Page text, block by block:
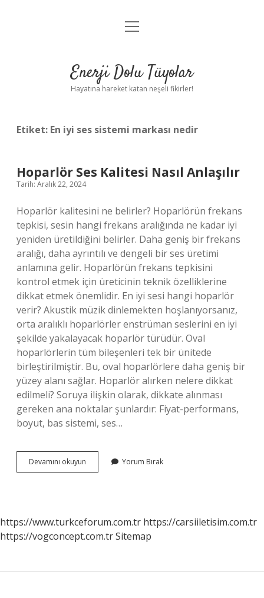
Anasayfa
Yasal Uyarı
menüyü
Enerji Dolu Tüyolar
Hayatına hareket katan neşeli fikirler!
Etiket: En iyi ses sistemi markası nedir
Hoparlör Ses Kalitesi Nasıl Anlaşılır
Tarih: Aralık 22, 2024
Hoparlör kalitesini ne belirler? Hoparlörün frekans
tepkisi, sesin hangi frekans aralığında ne kadar iyi
yeniden üretildiğini belirler. Daha geniş bir frekans
aralığı, daha ayrıntılı ve dengeli bir ses üretimi
anlamına gelir. Hoparlörün frekans tepkisini
kontrol etmek için üreticinin teknik özelliklerine
dikkat etmek önemlidir. En iyi sesi hangi hoparlör
verir? Akustik müzik dinlemekten hoşlanıyorsanız,
orta aralıklı hoparlörler enstrüman seslerini en iyi
şekilde yakalayacak hoparlör türüdür. Oval
hoparlörlerin tüm bileşenleri tek bir ünitede
birleştirilmiştir. Bu, oval hoparlörlere daha geniş bir
yüzey alanı sağlar. Hoparlör alırken nelere dikkat
edilmeli? Soruya ilişkin olarak, dikkate alınması
gereken ana noktalar şunlardır: Fiyat-performans,
boyut, bas sistemi, ses…
Devamını okuyun Hoparlör
Ses
Yorum Bırak
https://www.turkceforum.com.tr https://carsiiletisim.com.tr
https://vogconcept.com.trSitemap